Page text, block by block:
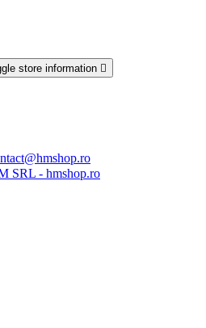
store information 
SRL - hmshop.ro